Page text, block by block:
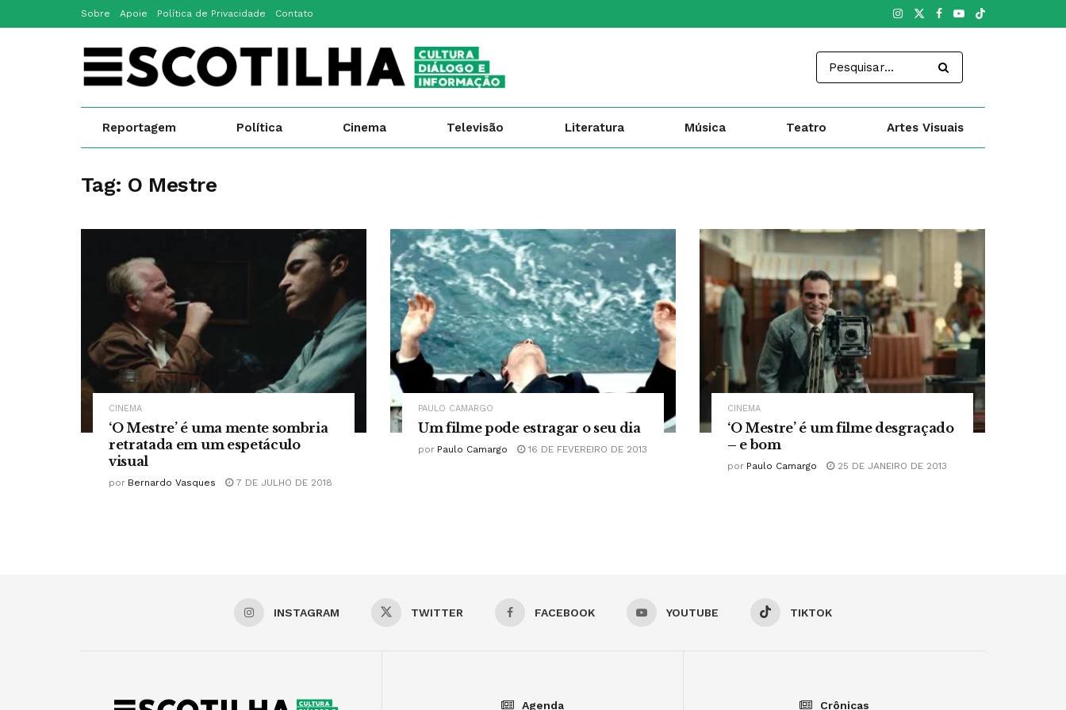
Sobre Apoie Política de Privacidade Contato
Reportagem Política Cinema Televisão Literatura Música Teatro Artes Visuais
Tag: O Mestre
CINEMA
‘O Mestre’ é uma mente sombria
retratada em um espetáculo
visual
por Bernardo Vasques 7 DE JULHO DE 2018
PAULO CAMARGO
Um filme pode estragar o seu dia
por Paulo Camargo 16 DE FEVEREIRO DE 2013
CINEMA
‘O Mestre’ é um filme desgraçado
– e bom
por Paulo Camargo 25 DE JANEIRO DE 2013
INSTAGRAM TWITTER FACEBOOK YOUTUBE TIKTOK
Agenda Crônicas